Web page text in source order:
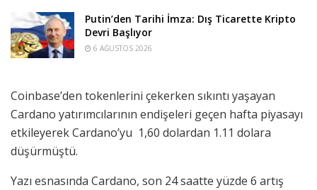
Putin’den Tarihi İmza: Dış Ticarette Kripto
Devri Başlıyor
6 AĞUSTOS 2026
Coinbase’den tokenlerini çekerken sıkıntı yaşayan
Cardano yatırımcılarının endişeleri geçen hafta piyasayı
etkileyerek Cardano’yu 1,60 dolardan 1.11 dolara
düşürmüştü.
Yazı esnasında Cardano, son 24 saatte yüzde 6 artış